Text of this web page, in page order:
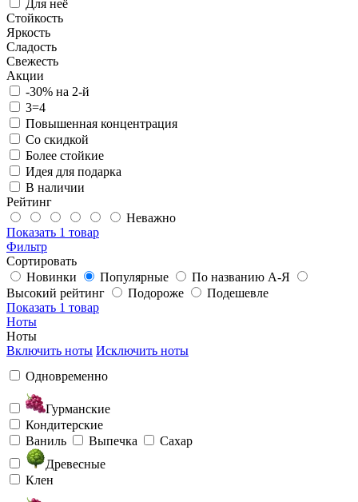
Для неё
Стойкость
Яркость
Сладость
Свежесть
Акции
-30% на 2-й
3=4
Повышенная концентрация
Со скидкой
Более стойкие
Идея для подарка
В наличии
Рейтинг
Неважно
Показать 1 товар
Фильтр
Сортировать
Новинки
Популярные
По названию А-Я
Высокий рейтинг
Подороже
Подешевле
Показать 1 товар
Ноты
Ноты
Включить ноты Исключить ноты
Одновременно
Гурманские
Кондитерские
Ваниль
Выпечка
Сахар
Древесные
Клен